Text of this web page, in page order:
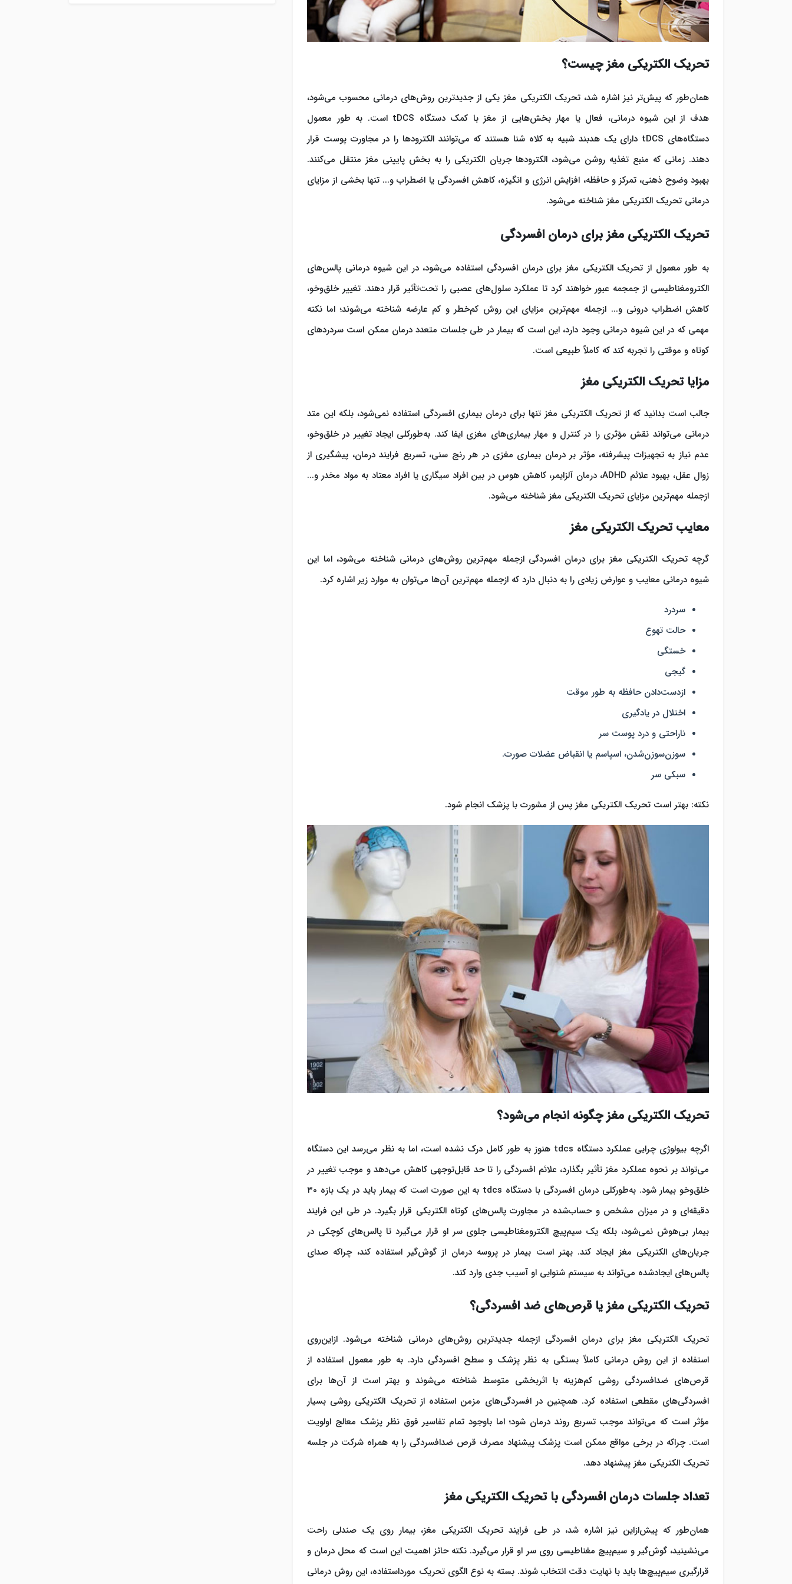
تحریک الکتریکی مغز چیست؟
همان‌طور که پیش‌تر نیز اشاره شد، تحریک الکتریکی مغز یکی از جدیدترین روش‌های درمانی محسوب می‌شود،
هدف از این شیوه درمانی، فعال یا مهار بخش‌هایی از مغز با کمک دستگاه tDCS است. به طور معمول
دستگاه‌های tDCS دارای یک هدبند شبیه به کلاه شنا هستند که می‌توانند الکترودها را در مجاورت پوست قرار
دهند. زمانی که منبع تغذیه روشن می‌شود، الکترودها جریان الکتریکی را به بخش پایینی مغز منتقل می‌کنند.
بهبود وضوح ذهنی، تمرکز و حافظه، افزایش انرژی و انگیزه، کاهش افسردگی یا اضطراب و... تنها بخشی از مزایای
درمانی تحریک الکتریکی مغز شناخته می‌شود.
تحریک الکتریکی مغز برای درمان افسردگی
به طور معمول از تحریک الکتریکی مغز برای درمان افسردگی استفاده می‌شود، در این شیوه درمانی پالس‌های
الکترومغناطیسی از جمجمه عبور خواهند کرد تا عملکرد سلول‌های عصبی را تحت‌تأثیر قرار دهند. تغییر خلق‌وخو،
کاهش اضطراب درونی و... ازجمله مهم‌ترین مزایای این روش کم‌خطر و کم عارضه شناخته می‌شوند؛ اما نکته
مهمی که در این شیوه درمانی وجود دارد، این است که بیمار در طی جلسات متعدد درمان ممکن است سردردهای
کوتاه و موقتی را تجربه کند که کاملاً طبیعی است.
مزایا تحریک الکتریکی مغز
جالب است بدانید که از تحریک الکتریکی مغز تنها برای درمان بیماری افسردگی استفاده نمی‌شود، بلکه این متد
درمانی می‌تواند نقش مؤثری را در کنترل و مهار بیماری‌های مغزی ایفا کند. به‌طورکلی ایجاد تغییر در خلق‌وخو،
عدم نیاز به تجهیزات پیشرفته، مؤثر بر درمان بیماری مغزی در هر رنج سنی، تسریع فرایند درمان، پیشگیری از
زوال عقل، بهبود علائم ADHD، درمان آلزایمر، کاهش هوس در بین افراد سیگاری یا افراد معتاد به مواد مخدر و...
ازجمله مهم‌ترین مزایای تحریک الکتریکی مغز شناخته می‌شود.
معایب تحریک الکتریکی مغز
گرچه تحریک الکتریکی مغز برای درمان افسردگی ازجمله مهم‌ترین روش‌های درمانی شناخته می‌شود، اما این
شیوه درمانی معایب و عوارض زیادی را به دنبال دارد که ازجمله مهم‌ترین آن‌ها می‌توان به موارد زیر اشاره کرد.
سردرد
حالت تهوع
خستگی
گیجی
ازدست‌دادن حافظه به طور موقت
اختلال در یادگیری
ناراحتی و درد پوست سر
سوزن‌سوزن‌شدن، اسپاسم یا انقباض عضلات صورت.
سبکی سر
نکته: بهتر است تحریک الکتریکی مغز پس از مشورت با پزشک انجام شود.
تحریک الکتریکی مغز چگونه انجام می‌شود؟
اگرچه بیولوژی چرایی عملکرد دستگاه tdcs هنوز به طور کامل درک نشده است، اما به نظر می‌رسد این دستگاه
می‌تواند بر نحوه عملکرد مغز تأثیر بگذارد، علائم افسردگی را تا حد قابل‌توجهی کاهش می‌دهد و موجب تغییر در
خلق‌وخو بیمار شود. به‌طورکلی درمان افسردگی با دستگاه tdcs به این صورت است که بیمار باید در یک بازه ۳۰
دقیقه‌ای و در میزان مشخص و حساب‌شده در مجاورت پالس‌های کوتاه الکتریکی قرار بگیرد. در طی این فرایند
بیمار بی‌هوش نمی‌شود، بلکه یک سیم‌پیچ الکترومغناطیسی جلوی سر او قرار می‌گیرد تا پالس‌های کوچکی در
جریان‌های الکتریکی مغز ایجاد کند. بهتر است بیمار در پروسه درمان از گوش‌گیر استفاده کند، چراکه صدای
پالس‌های ایجادشده می‌تواند به سیستم شنوایی او آسیب جدی وارد کند.
تحریک الکتریکی مغز یا قرص‌های ضد افسردگی؟
تحریک الکتریکی مغز برای درمان افسردگی ازجمله جدیدترین روش‌های درمانی شناخته می‌شود. ازاین‌روی
استفاده از این روش درمانی کاملاً بستگی به نظر پزشک و سطح افسردگی دارد. به طور معمول استفاده از
قرص‌های ضدافسردگی روشی کم‌هزینه با اثربخشی متوسط شناخته می‌شوند و بهتر است از آن‌ها برای
افسردگی‌های مقطعی استفاده کرد. همچنین در افسردگی‌های مزمن استفاده از تحریک الکتریکی روشی بسیار
مؤثر است که می‌تواند موجب تسریع روند درمان شود؛ اما باوجود تمام تفاسیر فوق نظر پزشک معالج اولویت
است. چراکه در برخی مواقع ممکن است پزشک پیشنهاد مصرف قرص ضدافسردگی را به همراه شرکت در جلسه
تحریک الکتریکی مغز پیشنهاد دهد.
تعداد جلسات درمان افسردگی با تحریک الکتریکی مغز
همان‌طور که پیش‌ازاین نیز اشاره شد، در طی فرایند تحریک الکتریکی مغز، بیمار روی یک صندلی راحت
می‌نشینید، گوش‌گیر و سیم‌پیچ مغناطیسی روی سر او قرار می‌گیرد. نکته حائز اهمیت این است که محل درمان و
قرارگیری سیم‌پیچ‌ها باید با نهایت دقت انتخاب شوند. بسته به نوع الگوی تحریک مورداستفاده، این روش درمانی